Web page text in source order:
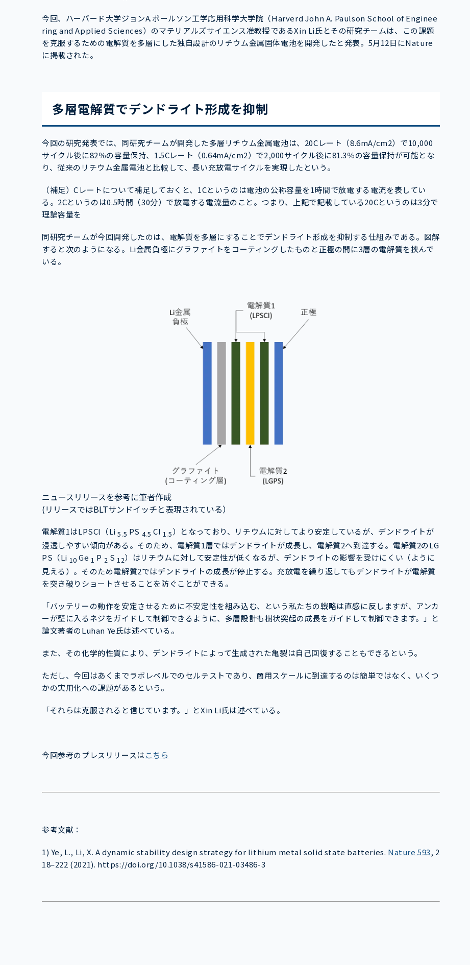
今回、ハーバード大学ジョンA.ポールソン工学応用科学大学院（Harverd John A. Paulson School of Enginee
ring and Applied Sciences）のマテリアルズサイエンス准教授であるXin Li氏とその研究チームは、この課題
を克服するための電解質を多層にした独自設計のリチウム金属固体電池を開発したと発表。5月12日にNature
に掲載された。
多層電解質でデンドライト形成を抑制
今回の研究発表では、同研究チームが開発した多層リチウム金属電池は、20Cレート（8.6mA/cm2）で10,000
サイクル後に82％の容量保持、1.5Cレート（0.64mA/cm2）で2,000サイクル後に81.3％の容量保持が可能とな
り、従来のリチウム金属電池と比較して、長い充放電サイクルを実現したという。
（補足）Cレートについて補足しておくと、1Cというのは電池の公称容量を1時間で放電する電流を表してい
る。2Cというのは0.5時間（30分）で放電する電流量のこと。つまり、上記で記載している20Cというのは3分で
理論容量を
同研究チームが今回開発したのは、電解質を多層にすることでデンドライト形成を抑制する仕組みである。図解
すると次のようになる。Li金属負極にグラファイトをコーティングしたものと正極の間に3層の電解質を挟んで
いる。
ニュースリリースを参考に筆者作成
(リリースではBLTサンドイッチと表現されている）
電解質1はLPSCl（Li5.5 PS 4.5 Cl 1.5）となっており、リチウムに対してより安定しているが、デンドライトが
浸透しやすい傾向がある。そのため、電解質1層ではデンドライトが成長し、電解質2へ到達する。電解質2のLG
PS（Li 10 Ge 1 P 2 S 12）はリチウムに対して安定性が低くなるが、デンドライトの影響を受けにくい（ように
見える）。そのため電解質2ではデンドライトの成長が停止する。充放電を繰り返してもデンドライトが電解質
を突き破りショートさせることを防ぐことができる。
「バッテリーの動作を安定させるために不安定性を組み込む、という私たちの戦略は直感に反しますが、アンカ
ーが壁に入るネジをガイドして制御できるように、多層設計も樹状突起の成長をガイドして制御できます。」と
論文著者のLuhan Ye氏は述べている。
また、その化学的性質により、デンドライトによって生成された亀裂は自己回復することもできるという。
ただし、今回はあくまでラボレベルでのセルテストであり、商用スケールに到達するのは簡単ではなく、いくつ
かの実用化への課題があるという。
「それらは克服されると信じています。」とXin Li氏は述べている。
今回参考のプレスリリースはこちら
参考文献：
1) Ye, L., Li, X. A dynamic stability design strategy for lithium metal solid state batteries. Nature 593, 2
18–222 (2021). https://doi.org/10.1038/s41586-021-03486-3